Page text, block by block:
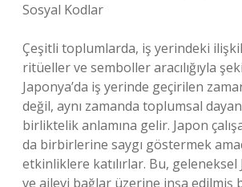
Sosyal Kodlar
Çeşitli toplumlarda, iş yerindeki
ritüeller ve semboller aracılığıyla
Japonya’da iş yerinde geçirilen
değil, aynı zamanda toplumsal
birliktelik anlamına gelir. Japon
da birbirlerine saygı göstermek
etkinliklere katılırlar. Bu,
ve ailevi bağlar üzerine inşa edilmiş